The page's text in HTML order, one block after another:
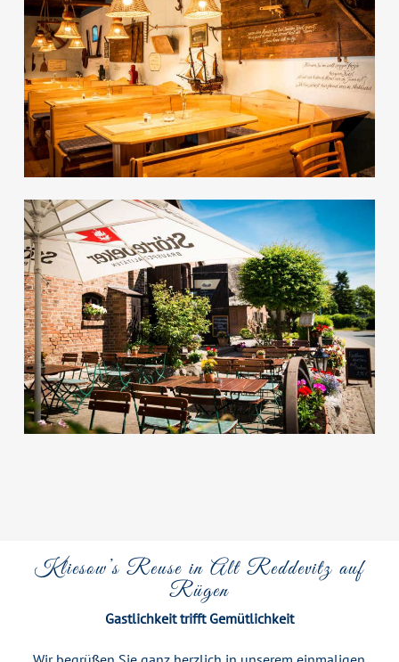
Kliesow’s Reuse in Alt Reddevitz auf
Rügen
Gastlichkeit trifft Gemütlichkeit